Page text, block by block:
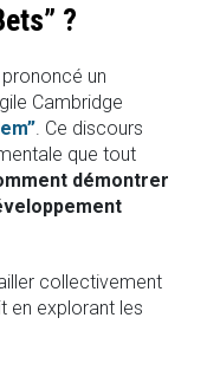
?
un
Cambridge
. Ce discours
que tout
démontrer
collectivement
en explorant les